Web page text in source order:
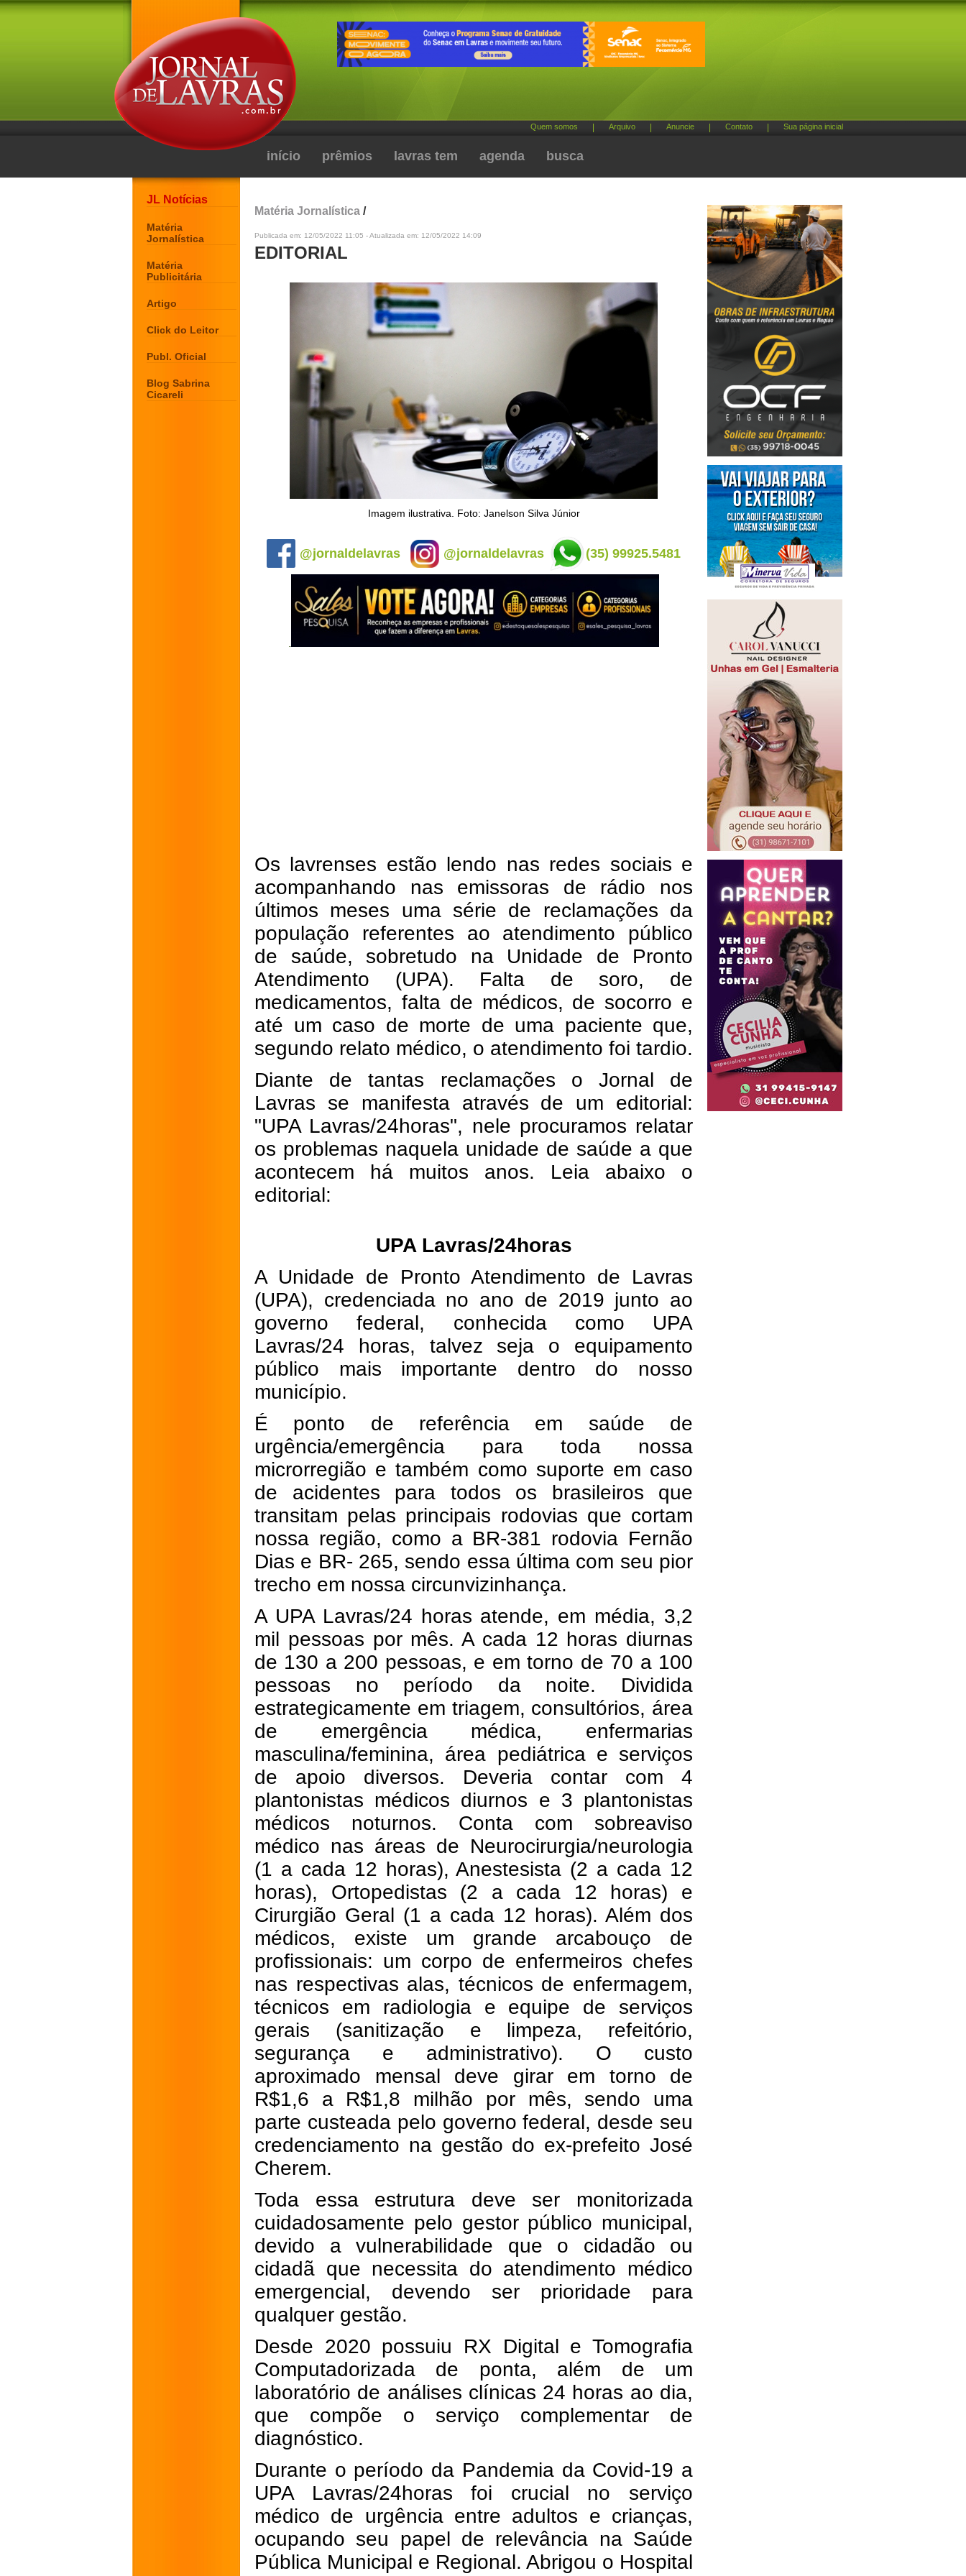
Quem somos Arquivo Anuncie Contato Sua página inicial
início prêmios lavras tem agenda busca
JL Notícias
Matéria
Jornalística
Matéria
Publicitária
Artigo
Click do Leitor
Publ. Oficial
Blog Sabrina
Cicareli
Matéria Jornalística /
Publicada em: 12/05/2022 11:05 - Atualizada em: 12/05/2022 14:09
EDITORIAL
Imagem ilustrativa. Foto: Janelson Silva Júnior
@jornaldelavras @jornaldelavras (35) 99925.5481
Os lavrenses estão lendo nas redes sociais e
acompanhando nas emissoras de rádio nos
últimos meses uma série de reclamações da
população referentes ao atendimento público
de saúde, sobretudo na Unidade de Pronto
Atendimento (UPA). Falta de soro, de
medicamentos, falta de médicos, de socorro e
até um caso de morte de uma paciente que,
segundo relato médico, o atendimento foi tardio.
Diante de tantas reclamações o Jornal de
Lavras se manifesta através de um editorial:
"UPA Lavras/24horas", nele procuramos relatar
os problemas naquela unidade de saúde a que
acontecem há muitos anos. Leia abaixo o
editorial:
UPA Lavras/24horas
A Unidade de Pronto Atendimento de Lavras
(UPA), credenciada no ano de 2019 junto ao
governo federal, conhecida como UPA
Lavras/24 horas, talvez seja o equipamento
público mais importante dentro do nosso
município.
É ponto de referência em saúde de
urgência/emergência para toda nossa
microrregião e também como suporte em caso
de acidentes para todos os brasileiros que
transitam pelas principais rodovias que cortam
nossa região, como a BR-381 rodovia Fernão
Dias e BR- 265, sendo essa última com seu pior
trecho em nossa circunvizinhança.
A UPA Lavras/24 horas atende, em média, 3,2
mil pessoas por mês. A cada 12 horas diurnas
de 130 a 200 pessoas, e em torno de 70 a 100
pessoas no período da noite. Dividida
estrategicamente em triagem, consultórios, área
de emergência médica, enfermarias
masculina/feminina, área pediátrica e serviços
de apoio diversos. Deveria contar com 4
plantonistas médicos diurnos e 3 plantonistas
médicos noturnos. Conta com sobreaviso
médico nas áreas de Neurocirurgia/neurologia
(1 a cada 12 horas), Anestesista (2 a cada 12
horas), Ortopedistas (2 a cada 12 horas) e
Cirurgião Geral (1 a cada 12 horas). Além dos
médicos, existe um grande arcabouço de
profissionais: um corpo de enfermeiros chefes
nas respectivas alas, técnicos de enfermagem,
técnicos em radiologia e equipe de serviços
gerais (sanitização e limpeza, refeitório,
segurança e administrativo). O custo
aproximado mensal deve girar em torno de
R$1,6 a R$1,8 milhão por mês, sendo uma
parte custeada pelo governo federal, desde seu
credenciamento na gestão do ex-prefeito José
Cherem.
Toda essa estrutura deve ser monitorizada
cuidadosamente pelo gestor público municipal,
devido a vulnerabilidade que o cidadão ou
cidadã que necessita do atendimento médico
emergencial, devendo ser prioridade para
qualquer gestão.
Desde 2020 possuiu RX Digital e Tomografia
Computadorizada de ponta, além de um
laboratório de análises clínicas 24 horas ao dia,
que compõe o serviço complementar de
diagnóstico.
Durante o período da Pandemia da Covid-19 a
UPA Lavras/24horas foi crucial no serviço
médico de urgência entre adultos e crianças,
ocupando seu papel de relevância na Saúde
Pública Municipal e Regional. Abrigou o Hospital